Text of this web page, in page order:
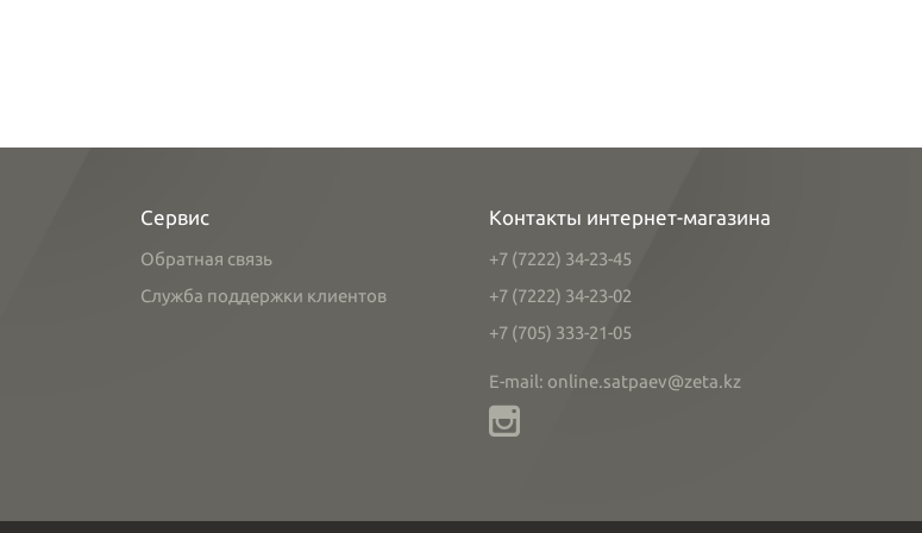
Сервис
Обратная связь
Служба поддержки клиентов
Контакты интернет-магазина
+7 (7222) 34-23-45
+7 (7222) 34-23-02
+7 (705) 333-21-05
E-mail: online.satpaev@zeta.kz